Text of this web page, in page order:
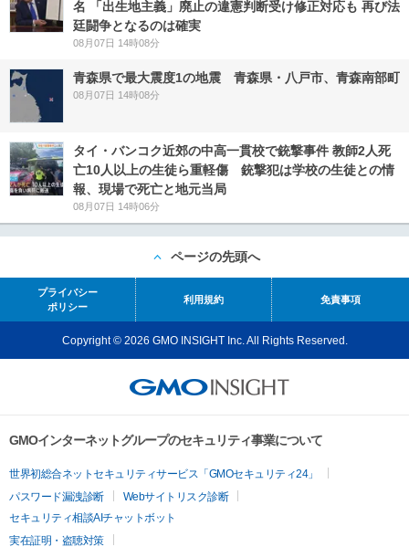
名 「出生地主義」廃止の違憲判断受け修正対応も 再び法
廷闘争となるのは確実
08月07日 14時08分
青森県で最大震度1の地震 青森県・八戸市、青森南部町
08月07日 14時08分
タイ・バンコク近郊の中高一貫校で銃撃事件 教師2人死
亡10人以上の生徒ら重軽傷 銃撃犯は学校の生徒との情
報、現場で死亡と地元当局
08月07日 14時06分
ページの先頭へ
プライバシー
ポリシー
利用規約 免責事項
Copyright © 2026 GMO INSIGHT Inc. All Rights Reserved.
GMOインターネットグループのセキュリティ事業について
世界初総合ネットセキュリティサービス「GMOセキュリティ24」
パスワード漏洩診断
Webサイトリスク診断
セキュリティ相談AIチャットボット
実在証明・盗聴対策